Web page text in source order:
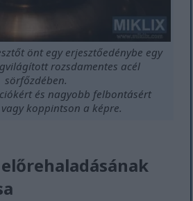
önt egy erjesztőedénybe egy
rozsdamentes acél
sörfőzdében.
és nagyobb felbontásért
koppintson a képre.